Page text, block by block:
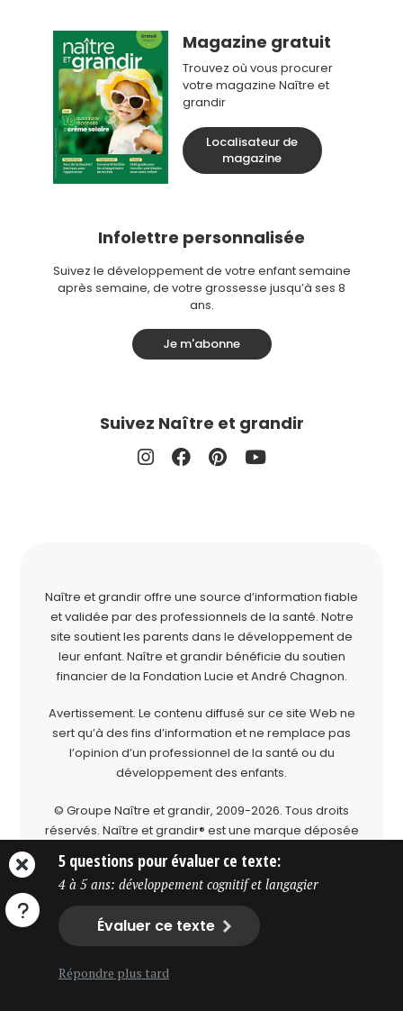
5 questions pour évaluer ce texte:
4 à 5 ans: développement cognitif et langagier
Évaluer ce texte
Répondre plus tard
Magazine gratuit
Trouvez où vous procurer
votre magazine Naître et
grandir
Localisateur de
magazine
Infolettre personnalisée
Suivez le développement de votre enfant semaine
après semaine, de votre grossesse jusqu’à ses 8
ans.
Je m'abonne
Suivez Naître et grandir
Naître et grandir offre une source d’information fiable
et validée par des professionnels de la santé. Notre
site soutient les parents dans le développement de
leur enfant. Naître et grandir bénéficie du soutien
financier de la Fondation Lucie et André Chagnon.
Avertissement. Le contenu diffusé sur ce site Web ne
sert qu’à des fins d’information et ne remplace pas
l’opinion d’un professionnel de la santé ou du
développement des enfants.
© Groupe Naître et grandir, 2009-2026. Tous droits
réservés. Naître et grandir® est une marque déposée